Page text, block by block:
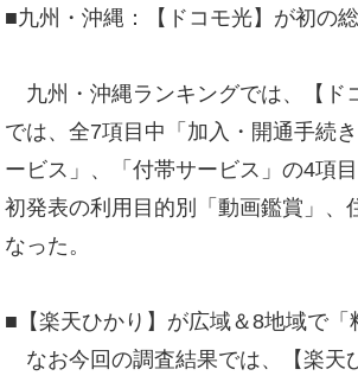
■九州・沖縄：【ドコモ光】が初の
九州・沖縄ランキングでは、【ド
では、全7項目中「加入・開通手続
ービス」、「付帯サービス」の4項
初発表の利用目的別「動画鑑賞」、
なった。
■【楽天ひかり】が広域＆8地域で「
なお今回の調査結果では、【楽天